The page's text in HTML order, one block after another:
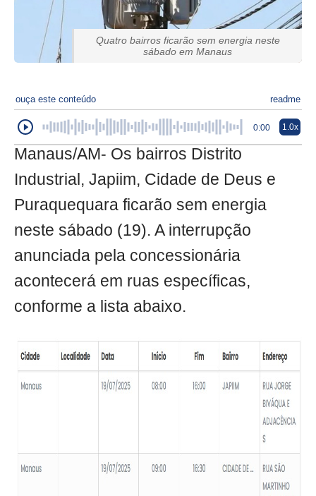
Quatro bairros ficarão sem energia neste
sábado em Manaus
ouça este conteúdo readme
0:00 1.0x
Manaus/AM- Os bairros Distrito
Industrial, Japiim, Cidade de Deus e
Puraquequara ficarão sem energia
neste sábado (19). A interrupção
anunciada pela concessionária
acontecerá em ruas específicas,
conforme a lista abaixo.